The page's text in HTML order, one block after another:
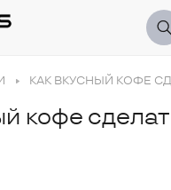
КАК ВКУСНЫЙ КОФЕ
кофе